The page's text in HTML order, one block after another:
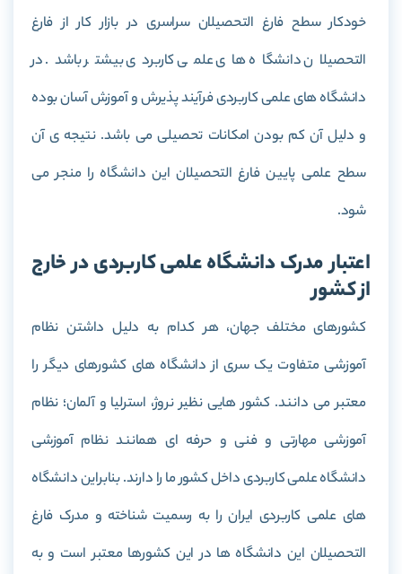
خودکار سطح فارغ التحصیلان سراسری در بازار کار از فارغ
التحصیلان دانشگاه های علمی کاربردی بیشتر باشد. در
دانشگاه های علمی کاربردی فرآیند پذیرش و آموزش آسان بوده
و دلیل آن کم بودن امکانات تحصیلی می باشد. نتیجه ی آن
سطح علمی پایین فارغ التحصیلان این دانشگاه را منجر می
شود.
اعتبار مدرک دانشگاه علمی کاربردی در خارج
از کشور
کشورهای مختلف جهان، هر کدام به دلیل داشتن نظام
آموزشی متفاوت یک سری از دانشگاه های کشورهای دیگر را
معتبر می دانند. کشور هایی نظیر نروژ، استرلیا و آلمان؛ نظام
آموزشی مهارتی و فنی و حرفه ای همانند نظام آموزشی
دانشگاه علمی کاربردی داخل کشور ما را دارند. بنابراین دانشگاه
های علمی کاربردی ایران را به رسمیت شناخته و مدرک فارغ
التحصیلان این دانشگاه ها در این کشورها معتبر است و به